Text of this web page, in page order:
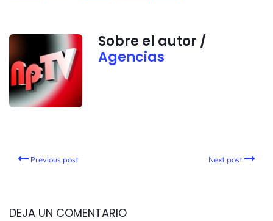
Sobre el autor /
Agencias
Previous post Next post
DEJA UN COMENTARIO